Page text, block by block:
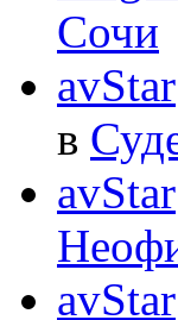
Сочи
avStar
в
avStar
avStar